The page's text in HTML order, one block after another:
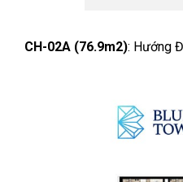
CH-02A (76.9m2): Hướng